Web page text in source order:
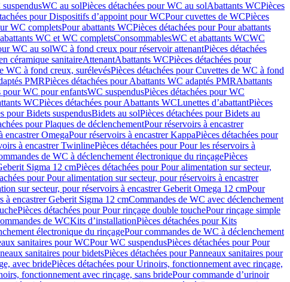
WC au solPièces détachées pour WC au solAbattants WCPièces
pour Dispositifs d’appoint pour WCPour cuvettes de WCPièces
WC completsPour abattants WCPièces détachées pour Pour abattants
WC et WC completsConsommablesWC et abattants WCWC
WC au solWC à fond creux pour réservoir attenantPièces détachées
céramique sanitaireAttenantAbattants WCPièces détachées pour
WC à fond creux, surélevésPièces détachées pour Cuvettes de WC à fond
PMRPièces détachées pour Abattants WC adaptés PMRAbattants
pour WC pour enfantsWC suspendusPièces détachées pour WC
WCPièces détachées pour Abattants WCLunettes d’abattantPièces
pour Bidets suspendusBidets au solPièces détachées pour Bidets au
pour Plaques de déclenchementPour réservoirs à encastrer
encastrer OmegaPour réservoirs à encastrer KappaPièces détachées pour
à encastrer TwinlinePièces détachées pour Pour les réservoirs à
de WC à déclenchement électronique du rinçagePièces
Sigma 12 cmPièces détachées pour Pour alimentation sur secteur,
pour Pour alimentation sur secteur, pour réservoirs à encastrer
sur secteur, pour réservoirs à encastrer Geberit Omega 12 cmPour
à encastrer Geberit Sigma 12 cmCommandes de WC avec déclenchement
Pièces détachées pour Pour rinçage double touchePour rinçage simple
de WCKits d’installationPièces détachées pour Kits
électronique du rinçagePour commandes de WC à déclenchement
sanitaires pour WCPour WC suspendusPièces détachées pour Pour
sanitaires pour bidetsPièces détachées pour Panneaux sanitaires pour
avec bridePièces détachées pour Urinoirs, fonctionnement avec rinçage,
fonctionnement avec rinçage, sans bridePour commande d’urinoir